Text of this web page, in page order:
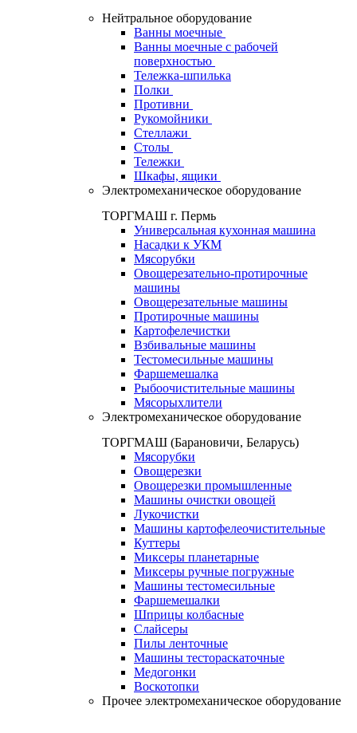
Нейтральное оборудование
Ванны моечные
Ванны моечные с рабочей
поверхностью
Тележка-шпилька
Полки
Противни
Рукомойники
Стеллажи
Столы
Тележки
Шкафы, ящики
Электромеханическое оборудование
ТОРГМАШ г. Пермь
Универсальная кухонная машина
Насадки к УКМ
Мясорубки
Овощерезательно-протирочные
машины
Овощерезательные машины
Протирочные машины
Картофелечистки
Взбивальные машины
Тестомесильные машины
Фаршемешалка
Рыбоочистительные машины
Мясорыхлители
Электромеханическое оборудование
ТОРГМАШ (Барановичи, Беларусь)
Мясорубки
Овощерезки
Овощерезки промышленные
Машины очистки овощей
Лукочистки
Машины картофелеочистительные
Куттеры
Миксеры планетарные
Миксеры ручные погружные
Машины тестомесильные
Фаршемешалки
Шприцы колбасные
Слайсеры
Пилы ленточные
Машины тестораскаточные
Медогонки
Воскотопки
Прочее электромеханическое оборудование